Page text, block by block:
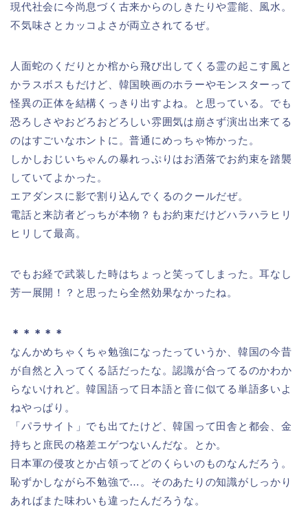
現代社会に今尚息づく古来からのしきたりや霊能、風水。
不気味さとカッコよさが両立されてるぜ。
人面蛇のくだりとか棺から飛び出してくる霊の起こす風と
かラスボスもだけど、韓国映画のホラーやモンスターって
怪異の正体を結構くっきり出すよね。と思っている。でも
恐ろしさやおどろおどろしい雰囲気は崩さず演出出来てる
のはすごいなホントに。普通にめっちゃ怖かった。
しかしおじいちゃんの暴れっぷりはお洒落でお約束を踏襲
していてよかった。
エアダンスに影で割り込んでくるのクールだぜ。
電話と来訪者どっちが本物？もお約束だけどハラハラヒリ
ヒリして最高。
でもお経で武装した時はちょっと笑ってしまった。耳なし
芳一展開！？と思ったら全然効果なかったね。
＊＊＊＊＊
なんかめちゃくちゃ勉強になったっていうか、韓国の今昔
が自然と入ってくる話だったな。認識が合ってるのかわか
らないけれど。韓国語って日本語と音に似てる単語多いよ
ねやっぱり。
「パラサイト」でも出てたけど、韓国って田舎と都会、金
持ちと庶民の格差エゲつないんだな。とか。
日本軍の侵攻とか占領ってどのくらいのものなんだろう。
恥ずかしながら不勉強で…。そのあたりの知識がしっかり
あればまた味わいも違ったんだろうな。